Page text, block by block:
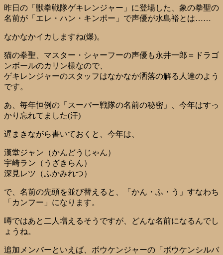
昨日の「獣拳戦隊ゲキレンジャー」に登場した、象の拳聖の
名前が「エレ・ハン・キンポー」で声優が水島裕とは……
なかなかイカしますね(爆)。
猫の拳聖、マスター・シャーフーの声優も永井一郎＝ドラゴ
ンボールのカリン様なので、
ゲキレンジャーのスタッフはなかなか洒落の解る人達のよう
です。
あ、毎年恒例の「スーパー戦隊の名前の秘密」、今年はすっ
かり忘れてました(汗)
遅まきながら書いておくと、今年は、
漢堂ジャン（かんどうじゃん）
宇崎ラン（うざきらん）
深見レツ（ふかみれつ）
で、名前の先頭を並び替えると、「かん・ふ・う」すなわち
「カンフー」になります。
噂ではあと二人増えるそうですが、どんな名前になるんでし
ょうね。
追加メンバーといえば、ボウケンジャーの「ボウケンシルバ